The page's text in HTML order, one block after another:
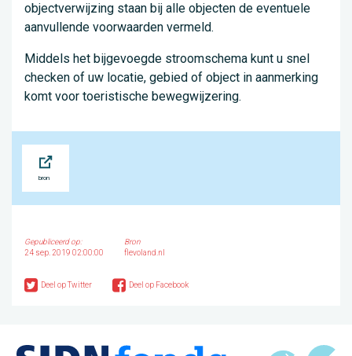
objectverwijzing staan bij alle objecten de eventuele
aanvullende voorwaarden vermeld.
Middels het bijgevoegde stroomschema kunt u snel
checken of uw locatie, gebied of object in aanmerking
komt voor toeristische bewegwijzering.
Gepubliceerd op:
24 sep. 2019 02:00:00
Bron
flevoland.nl
Deel op Twitter Deel op Facebook